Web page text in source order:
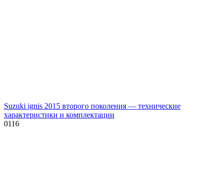
Suzuki ignis 2015 второго поколения — технические
характеристики и комплектации
0116